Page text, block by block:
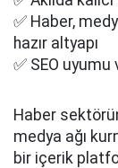
✅ Haber,
hazır altyapı
✅ SEO
Haber
medya ağı
bir içerik